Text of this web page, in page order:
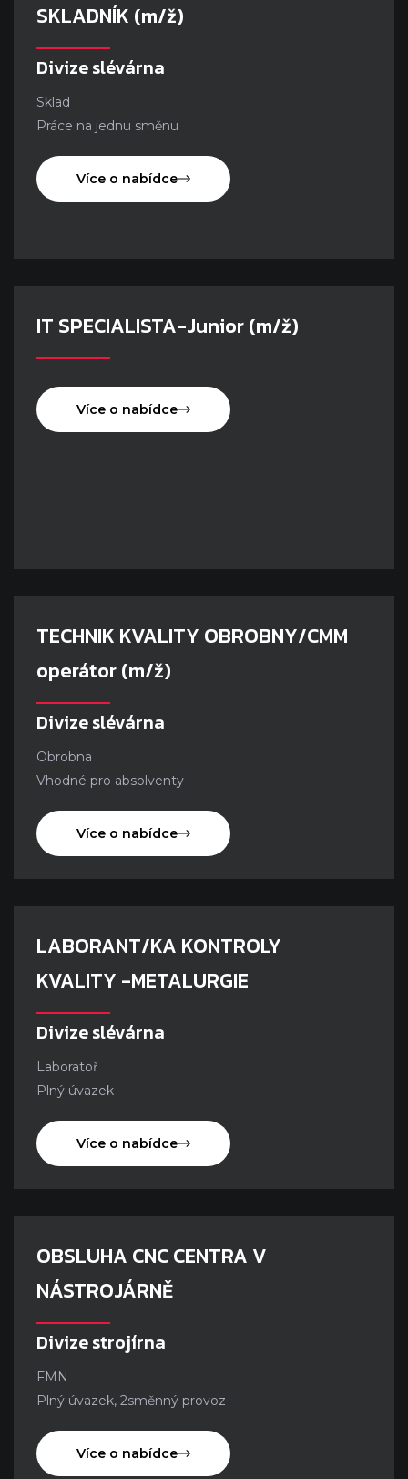
SKLADNÍK (m/ž)
Divize slévárna
Sklad
Práce na jednu směnu
Více o nabídce
IT SPECIALISTA-Junior (m/ž)
Více o nabídce
TECHNIK KVALITY OBROBNY/CMM
operátor (m/ž)
Divize slévárna
Obrobna
Vhodné pro absolventy
Více o nabídce
LABORANT/KA KONTROLY
KVALITY -METALURGIE
Divize slévárna
Laboratoř
Plný úvazek
Více o nabídce
OBSLUHA CNC CENTRA V
NÁSTROJÁRNĚ
Divize strojírna
FMN
Plný úvazek, 2směnný provoz
Více o nabídce